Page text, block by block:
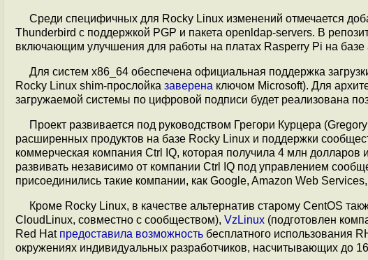
Среди специфичных для Rocky Linux изменений отмечается
Thunderbird с поддержкой PGP и пакета openldap-servers. В
включающим улучшения для работы на платах Rasperry Pi на базе
Для систем x86_64 обеспечена официальная поддержка
Rocky Linux shim-прослойка заверена ключом Microsoft). Для
загружаемой системы по цифровой подписи будет реализована
Проект развивается под руководством Грегори Курцера
расширенных продуктов на базе Rocky Linux и поддержки
коммерческая компания Ctrl IQ, которая получила 4 млн
развивать независимо от компании Ctrl IQ под управлением
присоединились такие компании, как Google, Amazon Web
Кроме Rocky Linux, в качестве альтернатив старому CentOS
CloudLinux, совместно с сообществом), VzLinux (подготовлен
Red Hat предоставила возможность бесплатного использования
окружениях индивидуальных разработчиков, насчитывающих до